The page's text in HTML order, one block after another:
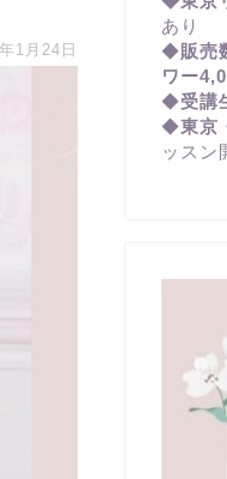
1月24日
あり
◆販売
ワー
◆受講
◆東京
ッスン